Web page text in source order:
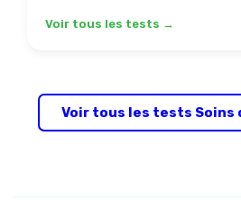
Voir tous les tests →
Voir tous les tests Soins